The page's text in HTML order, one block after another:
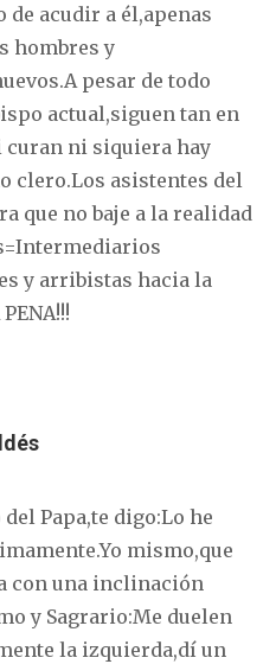
acudir a él,apenas
hombres y
pesar de todo
actual,siguen tan en
curan ni siquiera hay
clero.Los asistentes del
que no baje a la realidad
y arribistas hacia la
PENA!!!
Papa,te digo:Lo he
mismo,que
con una inclinación
y Sagrario:Me duelen
la izquierda,dí un